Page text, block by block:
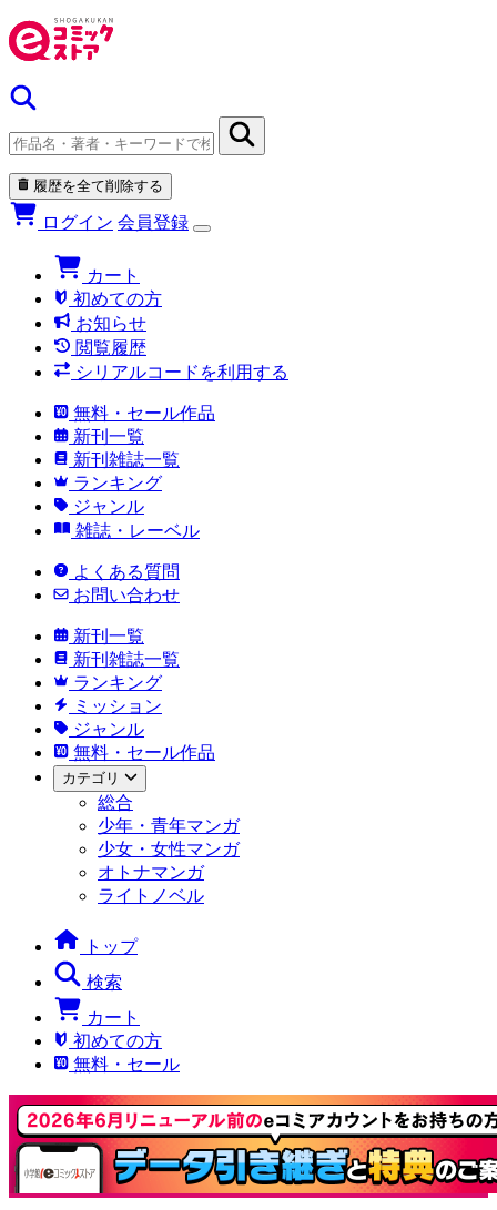
履歴を全て削除する
ログイン 会員登録
カート
初めての方
お知らせ
閲覧履歴
シリアルコードを利用する
無料・セール作品
新刊一覧
新刊雑誌一覧
ランキング
ジャンル
雑誌・レーベル
よくある質問
お問い合わせ
新刊一覧
新刊雑誌一覧
ランキング
ミッション
ジャンル
無料・セール作品
カテゴリ
総合
少年・青年マンガ
少女・女性マンガ
オトナマンガ
ライトノベル
トップ
検索
カート
初めての方
無料・セール